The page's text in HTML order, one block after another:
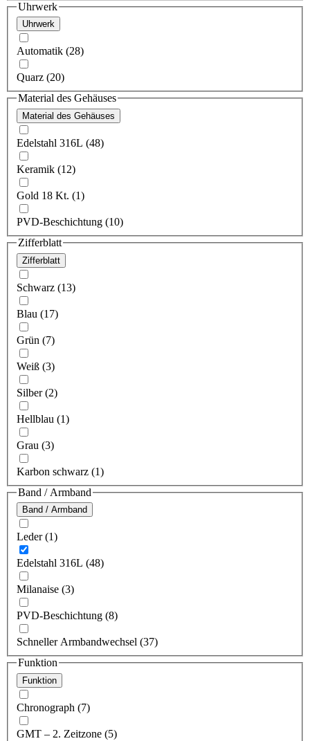
Uhrwerk
Uhrwerk
Automatik (28)
Quarz (20)
Material des Gehäuses
Material des Gehäuses
Edelstahl 316L (48)
Keramik (12)
Gold 18 Kt. (1)
PVD-Beschichtung (10)
Zifferblatt
Zifferblatt
Schwarz (13)
Blau (17)
Grün (7)
Weiß (3)
Silber (2)
Hellblau (1)
Grau (3)
Karbon schwarz (1)
Band / Armband
Band / Armband
Leder (1)
Edelstahl 316L (48)
Milanaise (3)
PVD-Beschichtung (8)
Schneller Armbandwechsel (37)
Funktion
Funktion
Chronograph (7)
GMT – 2. Zeitzone (5)